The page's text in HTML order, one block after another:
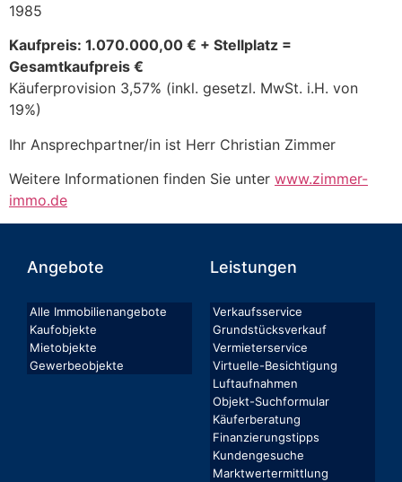
1985
Kaufpreis: 1.070.000,00 € + Stellplatz =
Gesamtkaufpreis €
Käuferprovision 3,57% (inkl. gesetzl. MwSt. i.H. von
19%)
Ihr Ansprechpartner/in ist Herr Christian Zimmer
Weitere Informationen finden Sie unter www.zimmer-
immo.de
Angebote
Alle Immobilienangebote
Kaufobjekte
Mietobjekte
Gewerbeobjekte
Leistungen
Verkaufsservice
Grundstücksverkauf
Vermieterservice
Virtuelle-Besichtigung
Luftaufnahmen
Objekt-Suchformular
Käuferberatung
Finanzierungstipps
Kundengesuche
Marktwertermittlung